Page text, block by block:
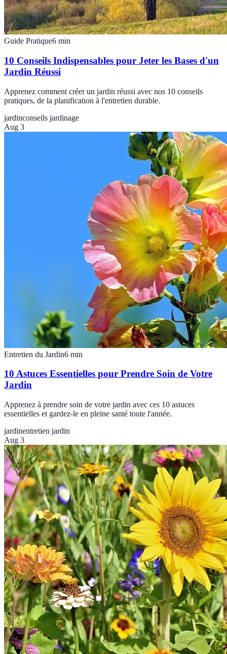
Guide Pratique6 min
10 Conseils Indispensables pour Jeter les Bases d'un
Jardin Réussi
Apprenez comment créer un jardin réussi avec nos 10 conseils
pratiques, de la planification à l'entretien durable.
jardinconseils jardinage
Aug 3
Entretien du Jardin6 min
10 Astuces Essentielles pour Prendre Soin de Votre
Jardin
Apprenez à prendre soin de votre jardin avec ces 10 astuces
essentielles et gardez-le en pleine santé toute l'année.
jardinentretien jardin
Aug 3